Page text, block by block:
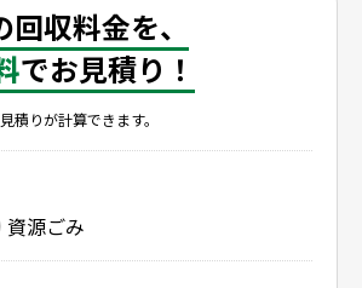
収料金を、
でお見積り！
積りが計算できます。
資源ごみ